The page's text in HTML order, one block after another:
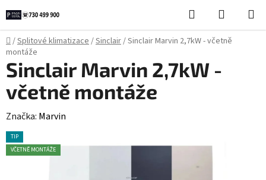
na
obsah
Hledat
KOŠÍK
Domů
/Splitové klimatizace/Sinclair/Sinclair Marvin 2,7kW - včetně
montáže
Sinclair Marvin 2,7kW -
včetně montáže
Značka: Marvin
TIP
VČETNĚ MONTÁŽE